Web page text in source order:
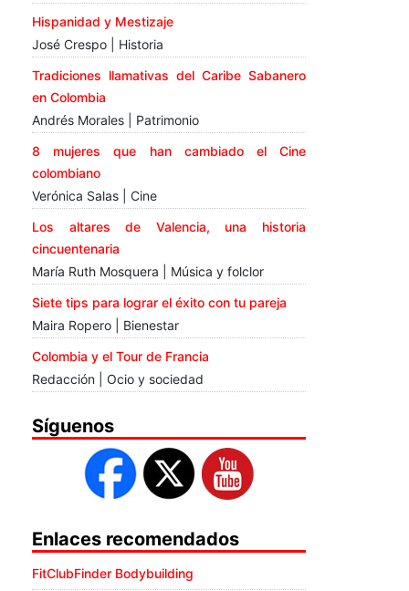
Hispanidad y Mestizaje
José Crespo | Historia
Tradiciones llamativas del Caribe Sabanero
en Colombia
Andrés Morales | Patrimonio
8 mujeres que han cambiado el Cine
colombiano
Verónica Salas | Cine
Los altares de Valencia, una historia
cincuentenaria
María Ruth Mosquera | Música y folclor
Siete tips para lograr el éxito con tu pareja
Maira Ropero | Bienestar
Colombia y el Tour de Francia
Redacción | Ocio y sociedad
Síguenos
Enlaces recomendados
FitClubFinder Bodybuilding